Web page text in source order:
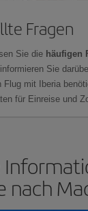
Fragen
Sie die häufigen
Sie
Flug mit Iberia
für Einreise und
nach